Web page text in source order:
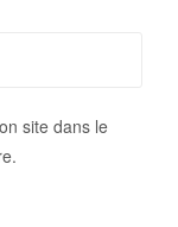
site dans le